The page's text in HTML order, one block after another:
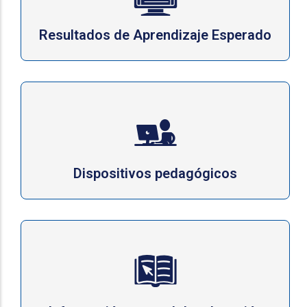
Resultados de Aprendizaje Esperado
Dispositivos pedagógicos